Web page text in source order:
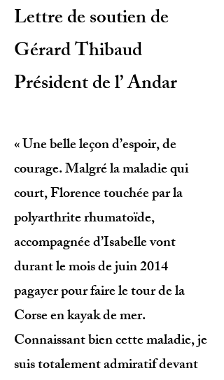
Lettre de soutien de
Gérard Thibaud
Président de l’ Andar
« Une belle leçon d’espoir, de
courage. Malgré la maladie qui
court, Florence touchée par la
polyarthrite rhumatoïde,
accompagnée d’Isabelle vont
durant le mois de juin 2014
pagayer pour faire le tour de la
Corse en kayak de mer.
Connaissant bien cette maladie, je
suis totalement admiratif devant